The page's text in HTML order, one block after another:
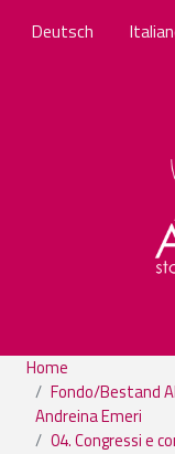
Deutsch
Home
Fondo/Bestand
Andreina Emeri
04. Congressi e